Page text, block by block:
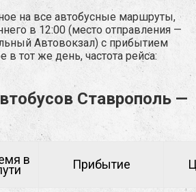
на все автобусные маршруты,
в 12:00 (место отправления —
Автовокзал) с прибытием
в тот же день, частота рейса:
Ставрополь —
в Прибытие